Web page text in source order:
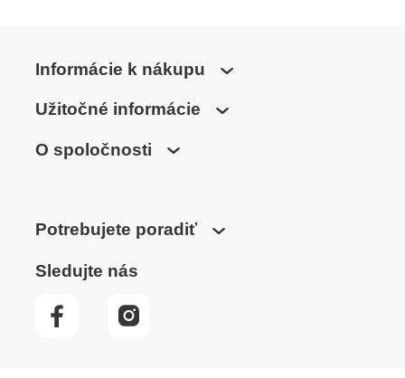
Informácie k nákupu
Užitočné informácie
O spoločnosti
Potrebujete poradiť
Sledujte nás